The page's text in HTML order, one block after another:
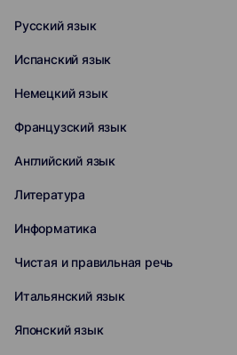
Русский язык
Испанский язык
Немецкий язык
Французский язык
Английский язык
Литература
Информатика
Чистая и правильная речь
Итальянский язык
Японский язык